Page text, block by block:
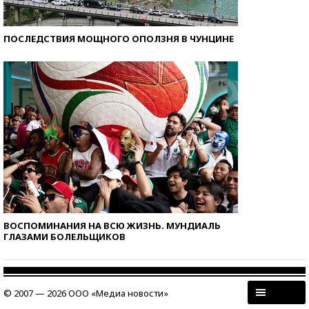
ПОСЛЕДСТВИЯ МОЩНОГО ОПОЛЗНЯ В ЧУНЦИНЕ
ВОСПОМИНАНИЯ НА ВСЮ ЖИЗНЬ. МУНДИАЛЬ
ГЛАЗАМИ БОЛЕЛЬЩИКОВ
© 2007 — 2026 ООО «Медиа новости»